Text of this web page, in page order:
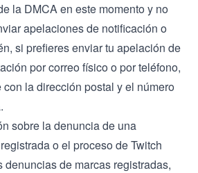
la DMCA en este momento y no
apelaciones de notificación o
si prefieres enviar tu apelación de
por correo físico o por teléfono,
la dirección postal y el número
sobre la denuncia de una
o el proceso de Twitch
denuncias de marcas registradas,